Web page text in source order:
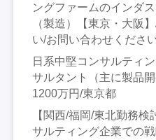
ングファームのインダ
（製造）【東京・大阪
い/お問い合わせください
日系中堅コンサルティ
サルタント（主に製品
1200万円/東京都
【関西/福岡/東北勤務
サルティング企業での